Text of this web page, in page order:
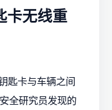
无线重
匙卡与车辆之间
全研究员发现的